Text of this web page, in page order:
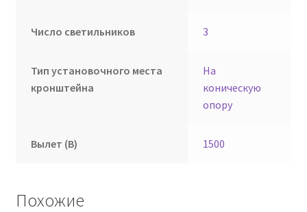
Число светильников 3
Тип установочного места
кронштейна
На
коническую
опору
Вылет (В) 1500
Похожие